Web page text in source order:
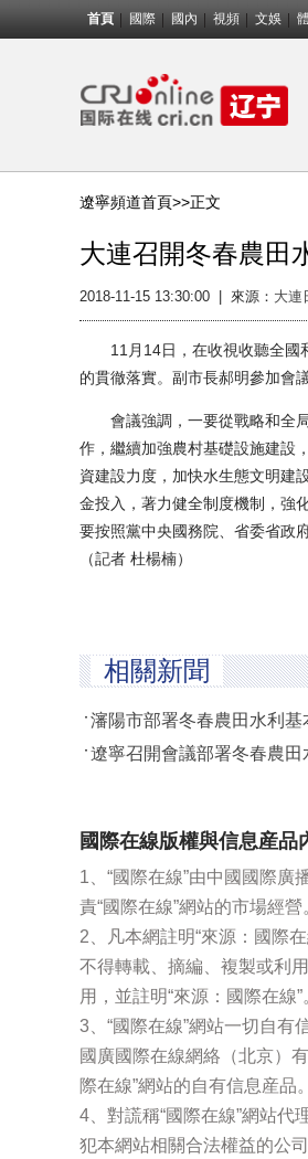
首頁 國際 國內 視頻 文娛
遼寧頻道首頁>>正文
大連召開冬春農田
2018-11-15 13:30:00 來源： 大連
11月14日，在收視收聽全國和
的貫徹落實。副市長郝明參加會
會議強調，一要從戰略和全局
作，繼續加強農村基礎設施建設
資建設力度，加快水生態文明建
金投入，著力健全制度機制，強
要按照黨中央國務院、省委省政
（記者 杜楊楠）
相關新聞
瀋陽市部署冬春農田水利基
遼寧召開會議部署冬春農
國際在線版權與信息産品
1、“國際在線”由中國國際
責“國際在線”網站的市場經營
2、凡本網註明“來源：國際
不得轉載、摘編、複製或利
用，並註明“來源：國際在線
3、“國際在線”網站一切自
國廣國際在線網絡（北京）
際在線”網站的自有信息産品。
4、對謊稱“國際在線”網站代
犯本網站相關合法權益的公